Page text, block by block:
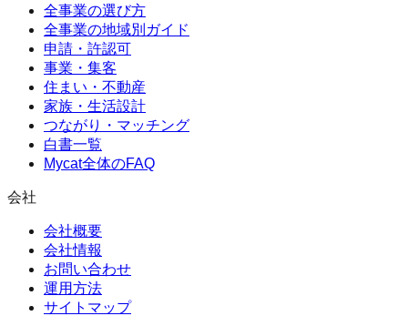
全事業の選び方
全事業の地域別ガイド
申請・許認可
事業・集客
住まい・不動産
家族・生活設計
つながり・マッチング
白書一覧
Mycat全体のFAQ
会社
会社概要
会社情報
お問い合わせ
運用方法
サイトマップ